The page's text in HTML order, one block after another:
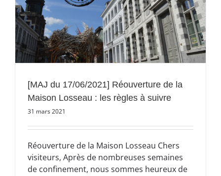
[MAJ du 17/06/2021] Réouverture de la
Maison Losseau : les règles à suivre
31 mars 2021
Réouverture de la Maison Losseau Chers
visiteurs, Après de nombreuses semaines
de confinement, nous sommes heureux de